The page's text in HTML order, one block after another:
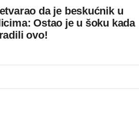
da je beskućnik u
Ostao je u šoku kada
ovo!